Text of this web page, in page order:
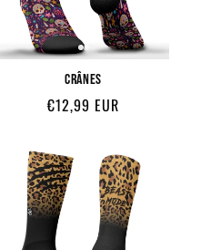
CRÂNES
Prix
€12,99 EUR